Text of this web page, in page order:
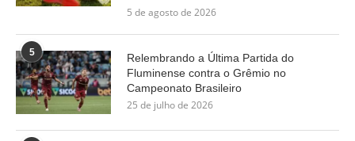
5 de agosto de 2026
5
Relembrando a Última Partida do
Fluminense contra o Grêmio no
Campeonato Brasileiro
25 de julho de 2026